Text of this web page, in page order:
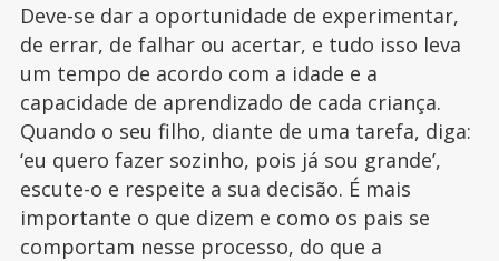
Deve-se dar a oportunidade de experimentar,
de errar, de falhar ou acertar, e tudo isso leva
um tempo de acordo com a idade e a
capacidade de aprendizado de cada criança.
Quando o seu filho, diante de uma tarefa, diga:
‘eu quero fazer sozinho, pois já sou grande’,
escute-o e respeite a sua decisão. É mais
importante o que dizem e como os pais se
comportam nesse processo, do que a